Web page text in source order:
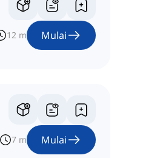
12 m Mulai
7 m Mulai